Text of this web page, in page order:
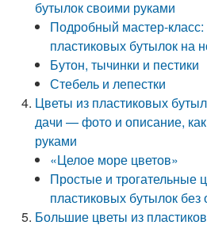
бутылок своими руками
Подробный мастер-класс:
пластиковых бутылок на
Бутон, тычинки и пестики
Стебель и лепестки
Цветы из пластиковых
дачи — фото и описание,
руками
«Целое море цветов»
Простые и трогательные
пластиковых бутылок без
Большие цветы из